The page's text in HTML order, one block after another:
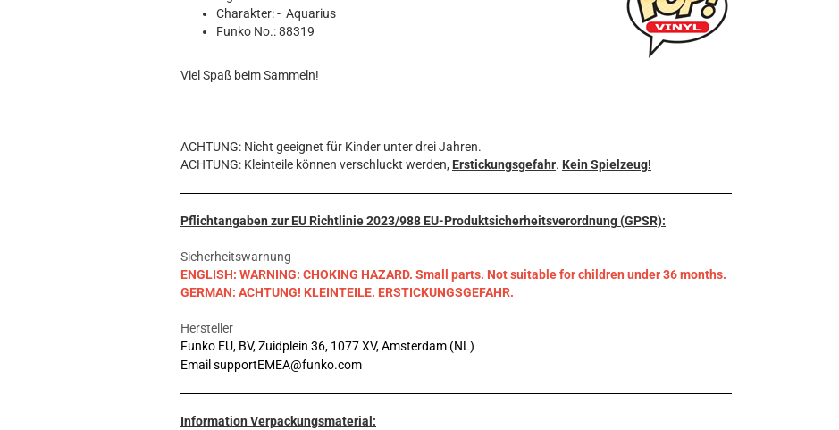
Movie
STAR WARS
Television
Charakter: - Aquarius
Funko No.: 88319
Viel Spaß beim Sammeln!
ACHTUNG: Nicht geeignet für Kinder unter drei Jahren.
ACHTUNG: Kleinteile können verschluckt werden, Erstickungsgefahr. Kein Spielzeug!
Pflichtangaben zur EU Richtlinie 2023/988 EU-Produktsicherheitsverordnung (GPSR):
Sicherheitswarnung
ENGLISH: WARNING: CHOKING HAZARD. Small parts. Not suitable for children under 36 months.
GERMAN: ACHTUNG! KLEINTEILE. ERSTICKUNGSGEFAHR.
Hersteller
Funko EU, BV, Zuidplein 36, 1077 XV, Amsterdam (NL)
Email supportEMEA@funko.com
Information Verpackungsmaterial: